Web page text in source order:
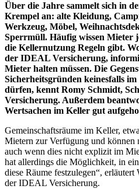
Über die Jahre sammelt sich in
Krempel an: alte Kleidung,
Werkzeug, Möbel,
Sperrmüll. Häufig wissen Mieter
die Kellernutzung Regeln gibt.
der IDEAL Versicherung,
Mieter halten müssen. Die
Sicherheitsgründen keinesfalls
dürfen, kennt Romy Schmidt,
Versicherung. Außerdem
Wertsachen im Keller gut
Gemeinschaftsräume im Keller,
Mietern zur Verfügung und können
auch wenn dies nicht explizit im
hat allerdings die Möglichkeit, in
diese Räume festzulegen“,
der IDEAL Versicherung.